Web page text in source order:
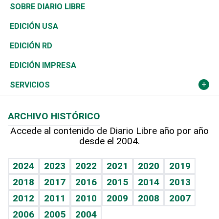
José Boquete
Reportajes
Asia
África
Ocenanía
Caribe
Resto del mundo
Consumo
Vivienda
Telecom.
Global y variable
Economía personal
Belleza
Buena Vida
Sociales
Novedades
Podcast Arte Libre
Hablando con el pediatra
Vida y familia
Eñe
Celebrando la vida
Golf
Ciclismo
Tenis
Olimpismo
Más deportes
Línea de hit
TBT Deportivo
De buena tinta
En Directo
El Espía
Noticiero Poteleche
Columnistas
Clima
Tecnología
Historia
Martes de tecnología
Cambio climático
Mundo
Economía
Revista
Deportes
Opinión
Hecho en casa
Guía del dinero
SOBRE DIARIO LIBRE
EDICIÓN USA
EDICIÓN RD
EDICIÓN IMPRESA
SERVICIOS
Cumpleaños
Horóscopos
Crucigramas
ARCHIVO HISTÓRICO
Accede al contenido de Diario Libre año por año
desde el 2004.
2024 2023 2022 2021 2020
2019
2018
2017 2016 2015 2014
2013
2012
2011 2010 2009 2008
2007
2006
2005 2004